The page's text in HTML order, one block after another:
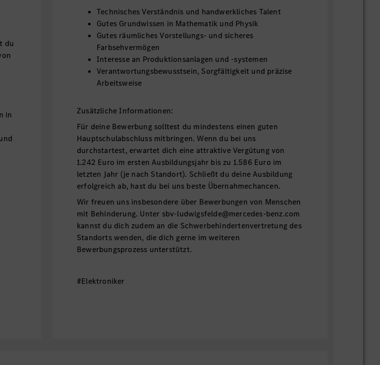
du
in
Technisches Verständnis und handwerkliches Talent
Gutes Grundwissen in Mathematik und Physik
Gutes räumliches Vorstellungs- und sicheres
Farbsehvermögen
Interesse an Produktionsanlagen und -systemen
Verantwortungsbewusstsein, Sorgfältigkeit und präzise
Arbeitsweise
Zusätzliche Informationen:
Für deine Bewerbung solltest du mindestens einen guten
Hauptschulabschluss mitbringen. Wenn du bei uns
durchstartest, erwartet dich eine attraktive Vergütung von
1.242 Euro im ersten Ausbildungsjahr bis zu 1.586 Euro im
letzten Jahr (je nach Standort). Schließt du deine Ausbildung
erfolgreich ab, hast du bei uns beste Übernahmechancen.
Wir freuen uns insbesondere über Bewerbungen von Menschen
mit Behinderung. Unter sbv-ludwigsfelde@mercedes-benz.com
kannst du dich zudem an die Schwerbehindertenvertretung des
Standorts wenden, die dich gerne im weiteren
Bewerbungsprozess unterstützt.
#Elektroniker